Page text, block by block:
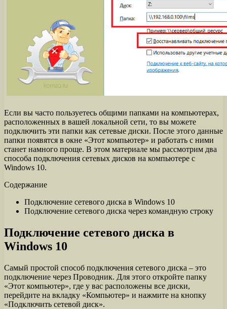
Если вы часто пользуетесь общими папками на компьютерах,
расположенных в вашей локальной сети, то вы можете
подключить эти папки как сетевые диски. После этого данные
папки появятся в окне «Этот компьютер» и работать с ними
станет намного проще. В этом материале мы рассмотрим два
способа подключения сетевых дисков на компьютере с
Windows 10.
Содержание
Подключение сетевого диска в Windows 10
Подключение сетевого диска через командную строку
Подключение сетевого диска в
Windows 10
Самый простой способ подключения сетевого диска – это
подключение через Проводник. Для этого откройте папку
«Этот компьютер», где у вас расположены все диски,
перейдите на вкладку «Компьютер» и нажмите на кнопку
«Подключить сетевой диск».